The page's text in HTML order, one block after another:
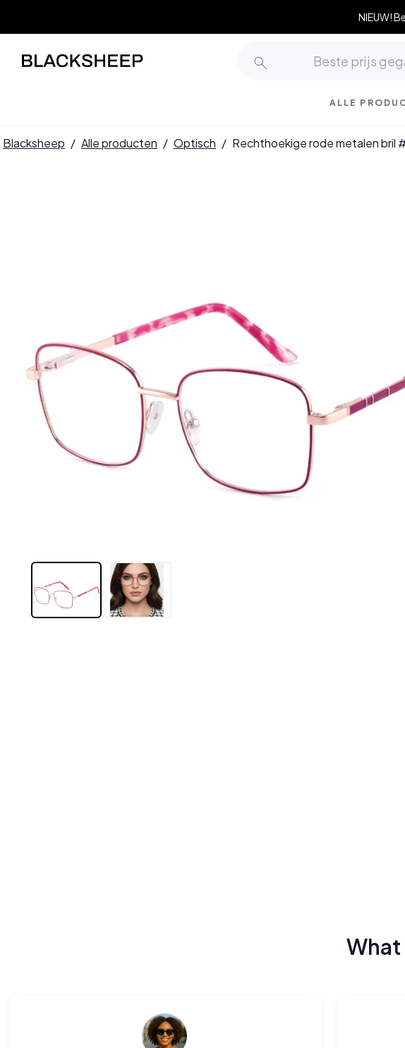
NIEUW!
ALLE
Blacksheep / Alle producten / Optisch / Rechthoekige rode metalen bril
What